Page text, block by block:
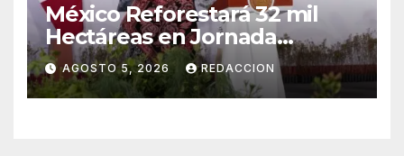
México Reforestará 32 mil
Hectáreas en Jornada
Nacional Este 9 de Agosto
AGOSTO 5, 2026 REDACCION